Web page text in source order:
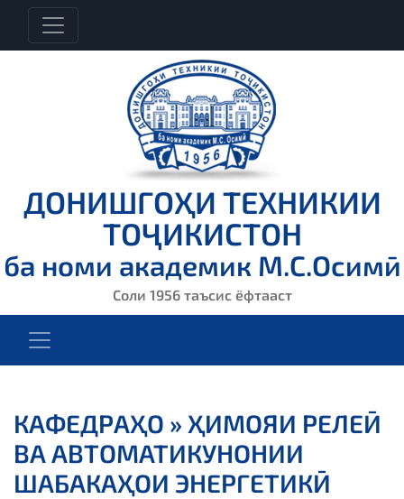
ДОНИШГОҲИ ТЕХНИКИИ
ТОҶИКИСТОН
ба номи академик М.С.Осимӣ
Соли 1956 таъсис ёфтааст
КАФЕДРАҲО » ҲИМОЯИ РЕЛЕӢ
ВА АВТОМАТИКУНОНИИ
ШАБАКАҲОИ ЭНЕРГЕТИКӢ